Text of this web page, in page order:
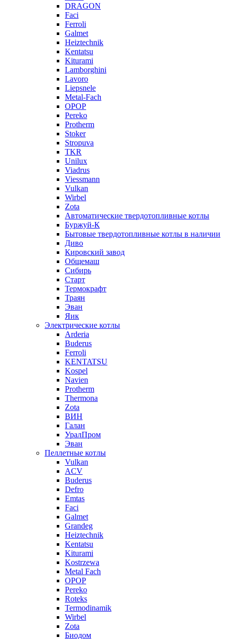
DRAGON
Faci
Ferroli
Galmet
Heiztechnik
Kentatsu
Kiturami
Lamborghini
Lavoro
Liepsnele
Metal-Fach
OPOP
Pereko
Protherm
Stoker
Stropuva
TKR
Unilux
Viadrus
Viessmann
Vulkan
Wirbel
Zota
Автоматические твердотопливные котлы
Буржуй-К
Бытовые твердотопливные котлы в наличии
Диво
Кировский завод
Общемаш
Сибирь
Старт
Термокрафт
Траян
Эван
Яик
Электрические котлы
Arderia
Buderus
Ferroli
KENTATSU
Kospel
Navien
Protherm
Thermona
Zota
ВИН
Галан
УралПром
Эван
Пеллетные котлы
Vulkan
ACV
Buderus
Defro
Emtas
Faci
Galmet
Grandeg
Heiztechnik
Kentatsu
Kiturami
Kostrzewa
Metal Fach
OPOP
Pereko
Roteks
Termodinamik
Wirbel
Zota
Биодом